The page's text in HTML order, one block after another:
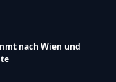
nach Wien und